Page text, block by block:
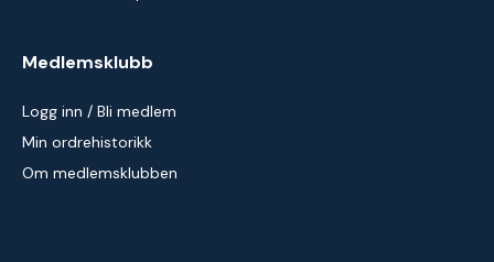
Medlemsklubb
Logg inn / Bli medlem
Min ordrehistorikk
Om medlemsklubben